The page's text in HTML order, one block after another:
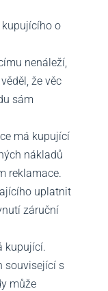
o
nenáleží,
že věc
sám
má kupující
nákladů
reklamace.
uplatnit
záruční
kupující.
související s
může